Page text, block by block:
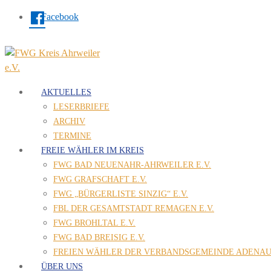
Facebook
AKTUELLES
LESERBRIEFE
ARCHIV
TERMINE
FREIE WÄHLER IM KREIS
FWG BAD NEUENAHR-AHRWEILER E.V.
FWG GRAFSCHAFT E.V.
FWG „BÜRGERLISTE SINZIG“ E.V.
FBL DER GESAMTSTADT REMAGEN E.V.
FWG BROHLTAL E.V.
FWG BAD BREISIG E.V.
FREIEN WÄHLER DER VERBANDSGEMEINDE
ÜBER UNS